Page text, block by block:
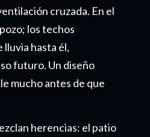
cruzada. En el
los techos
lluvia hasta él,
futuro. Un diseño
mucho antes de que
herencias: el patio